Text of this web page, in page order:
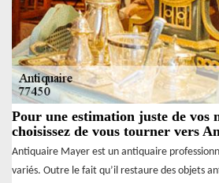
Pour une estimation juste de vos
choisissez de vous tourner vers
Antiquaire Mayer est un antiquaire
variés. Outre le fait qu’il restaure des objets